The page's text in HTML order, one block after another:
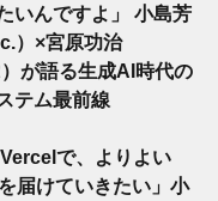
いんですよ」 小島芳
）×宮原功治
）が語る生成AI時代の
テム最前線
で、よりよい
届けていきたい」小